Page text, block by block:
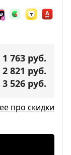
1 763 руб.
2 821 руб.
3 526 руб.
про скидки